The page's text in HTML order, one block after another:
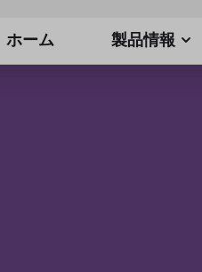
ホーム 製品情報